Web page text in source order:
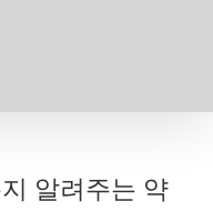
알려주는 약